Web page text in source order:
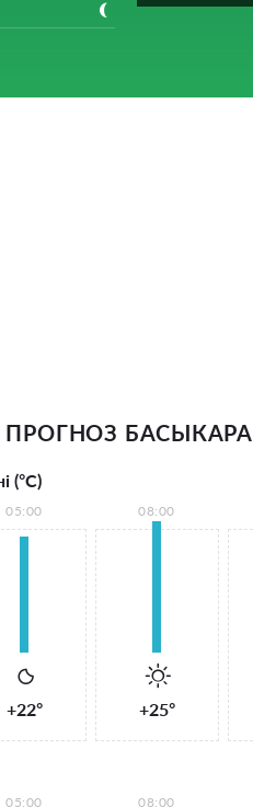
БАСЫКАРА
(°С)
05:00
+22°
08:00
+25°
05:00 08:00